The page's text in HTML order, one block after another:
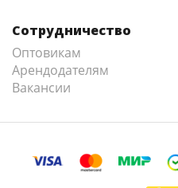
Сотрудничество
Оптовикам
Арендодателям
Вакансии